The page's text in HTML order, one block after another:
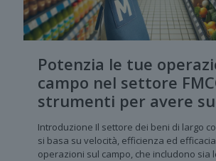
Potenzia le tue
campo nel settore
strumenti per avere
Introduzione Il settore dei beni di largo
si basa su velocità, efficienza ed
operazioni sul campo, che includono sia